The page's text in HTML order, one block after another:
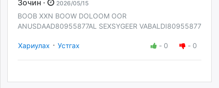
Зочин · 2026/05/15
BOOB XXN BOOW DOLOOM OOR
ANUSDAAD80955877AL SEXSYGEER VABALDI80955877
Хариулах · Устгах - 0 - 0